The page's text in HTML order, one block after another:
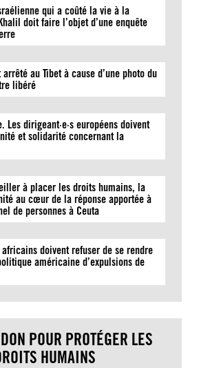
qui a coûté la vie à la
doit faire l’objet d’une enquête
au Tibet à cause d’une photo du
libéré
Les dirigeant·e·s européens doivent
et solidarité concernant la
à placer les droits humains, la
au cœur de la réponse apportée à
de personnes à Ceuta
africains doivent refuser de se rendre
américaine d’expulsions de
POUR PROTÉGER LES
HUMAINS